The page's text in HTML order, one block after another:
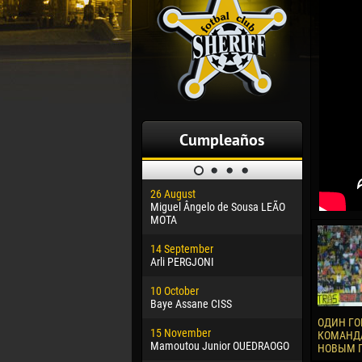
Cumpleaños
26 August
Miguel Ângelo de Sousa LEÃO
MOTA
14 September
Arli PERGJONI
10 October
Baye Assane CISS
15 November
Mamoutou Junior OUEDRAOGO
30 January
Dhoraso
24
Vladislav
02 March
Veaceslav
09 March
Emmanuel
ОДИН
НОВЫМ